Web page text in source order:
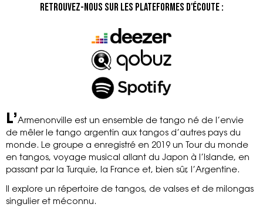
Retrouvez-nous sur les plateformes d'écoute :
L’Armenonville est un ensemble de tango né de l’envie
de mêler le tango argentin aux tangos d’autres pays du
monde. Le groupe a enregistré en 2019 un Tour du monde
en tangos, voyage musical allant du Japon à l’Islande, en
passant par la Turquie, la France et, bien sûr, l’Argentine.
ll explore un répertoire de tangos, de valses et de milongas
singulier et méconnu.